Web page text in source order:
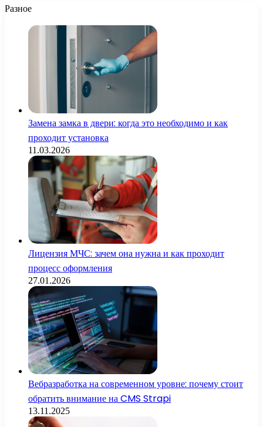
Разное
Замена замка в двери: когда это необходимо и как
проходит установка
11.03.2026
Лицензия МЧС: зачем она нужна и как проходит
процесс оформления
27.01.2026
Вебразработка на современном уровне: почему стоит
обратить внимание на CMS Strapi
13.11.2025